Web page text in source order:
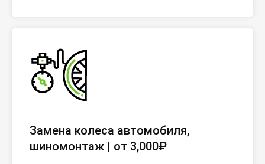
Замена колеса автомобиля,
шиномонтаж | от 3,000₽